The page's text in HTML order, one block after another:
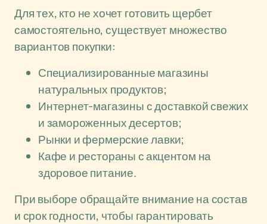
Для тех, кто не хочет готовить щербет
самостоятельно, существует множество
вариантов покупки:
Специализированные магазины
натуральных продуктов;
Интернет-магазины с доставкой свежих
и замороженных десертов;
Рынки и фермерские лавки;
Кафе и рестораны с акцентом на
здоровое питание.
При выборе обращайте внимание на состав
и срок годности, чтобы гарантировать